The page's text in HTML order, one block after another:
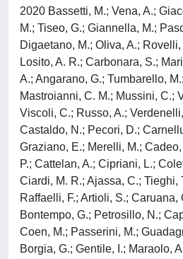
2020 Bassetti, M.; Vena, A.;
M.; Tiseo, G.; Giannella, M.;
Digaetano, M.; Oliva, A.;
Losito, A. R.; Carbonara, S.;
A.; Angarano, G.; Tumbarello,
Mastroianni, C. M.; Mussini, C.;
Viscoli, C.; Russo, A.;
Castaldo, N.; Pecori, D.;
Graziano, E.; Merelli, M.;
P.; Cattelan, A.; Cipriani, L.;
Ciardi, M. R.; Ajassa, C.; Tieghi,
Raffaelli, F.; Artioli, S.; Caruana,
Bontempo, G.; Petrosillo, N.;
Coen, M.; Passerini, M.;
Borgia, G.; Gentile, I.; Maraolo,